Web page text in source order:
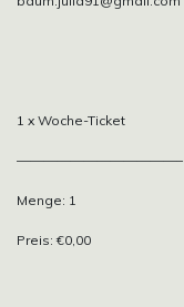
1 x Woche-Ticket
————————————–
Menge: 1
Preis: €0,00